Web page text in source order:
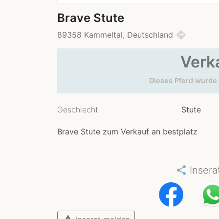
Brave Stute
89358 Kammeltal, Deutschland directions
Dieses Pferd
Geschlecht Stute
Brave Stute zum Verkauf an bestplatz
share